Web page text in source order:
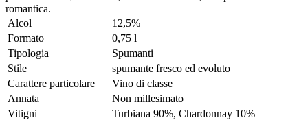
romantica.
Alcol
12,5%
Formato
0,75 l
Tipologia
Spumanti
Stile
spumante fresco ed evoluto
Carattere particolare
Vino di classe
Annata
Non millesimato
Vitigni
Turbiana 90%, Chardonnay 10%